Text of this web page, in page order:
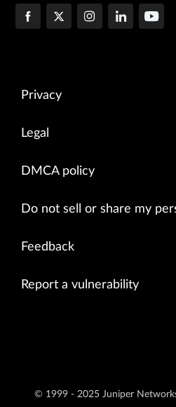
Privacy
Legal
DMCA policy
Do not sell or share my
Feedback
Report a vulnerability
© 1999 - 2025 Juniper